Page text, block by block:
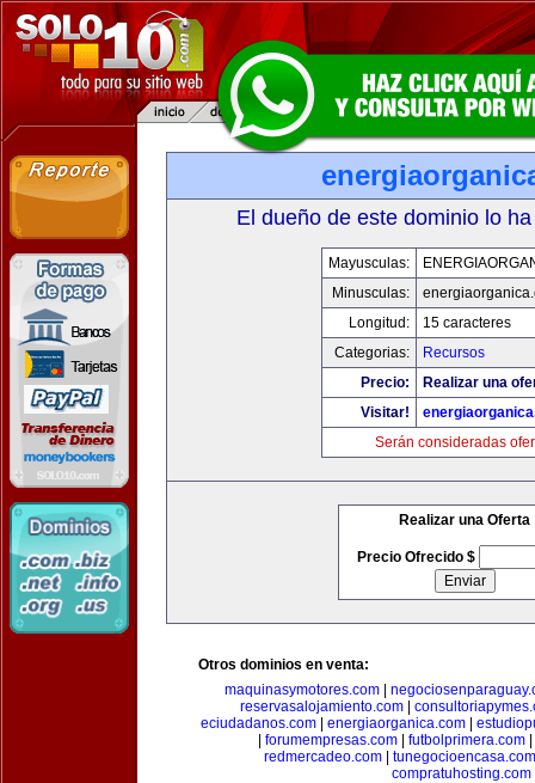
El dueño de este dominio lo
Mayusculas:
Minusculas:
Longitud:
15 caracteres
Categorias:
Recursos
Precio:
Realizar una
Visitar!
Serán consideradas
Realizar una Oferta
Precio Ofrecido $
Otros dominios en venta:
maquinasymotores.com|
reservasalojamiento.com
eciudadanos.com| energiaorganica.com|
forumempresas.com futbolprimera.com
redmercadeo.com| tunegocioencasa.com
compratuhosting.com